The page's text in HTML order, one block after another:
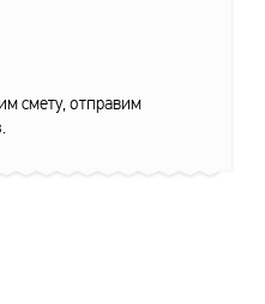
смету, отправим